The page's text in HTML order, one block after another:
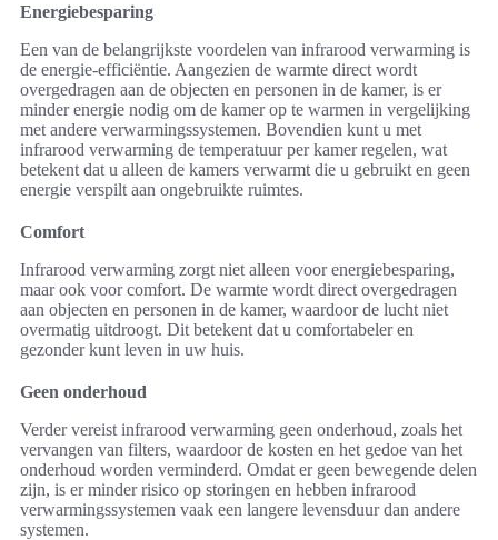
Energiebesparing
Een van de belangrijkste voordelen van infrarood verwarming is
de energie-efficiëntie. Aangezien de warmte direct wordt
overgedragen aan de objecten en personen in de kamer, is er
minder energie nodig om de kamer op te warmen in vergelijking
met andere verwarmingssystemen. Bovendien kunt u met
infrarood verwarming de temperatuur per kamer regelen, wat
betekent dat u alleen de kamers verwarmt die u gebruikt en geen
energie verspilt aan ongebruikte ruimtes.
Comfort
Infrarood verwarming zorgt niet alleen voor energiebesparing,
maar ook voor comfort. De warmte wordt direct overgedragen
aan objecten en personen in de kamer, waardoor de lucht niet
overmatig uitdroogt. Dit betekent dat u comfortabeler en
gezonder kunt leven in uw huis.
Geen onderhoud
Verder vereist infrarood verwarming geen onderhoud, zoals het
vervangen van filters, waardoor de kosten en het gedoe van het
onderhoud worden verminderd. Omdat er geen bewegende delen
zijn, is er minder risico op storingen en hebben infrarood
verwarmingssystemen vaak een langere levensduur dan andere
systemen.